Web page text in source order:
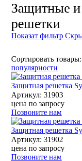
Защитные и
решетки
Показат фильтр
Сортировать товары:
популярности
Защитная решетка
Артикул: 31903
цена по запросу
Позвоните нам
Защитная решетка
Артикул: 31902
цена по запросу
Позвоните нам